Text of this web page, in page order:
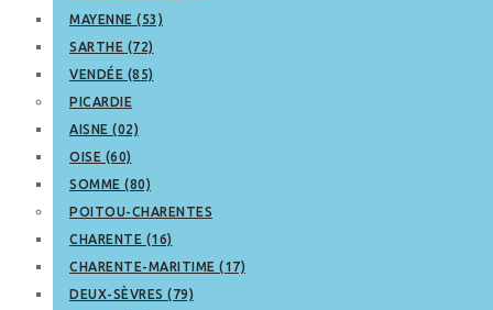
MAYENNE (53)
SARTHE (72)
VENDÉE (85)
PICARDIE
AISNE (02)
OISE (60)
SOMME (80)
POITOU-CHARENTES
CHARENTE (16)
CHARENTE-MARITIME (17)
DEUX-SÈVRES (79)